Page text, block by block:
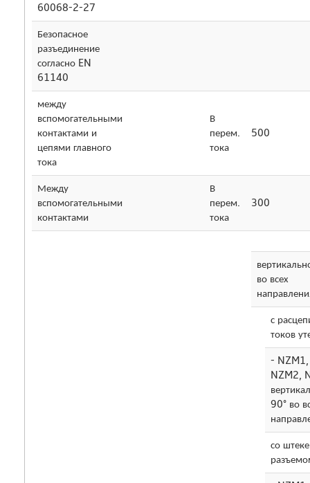
60068-2-27
Безопасное
разъединение
согласно EN
61140
между
вспомогательными
контактами и
цепями главного
тока
В
перем.
тока
500
Между
вспомогательными
контактами
В
перем.
тока
300
во всех
с
токов
-
NZM2,
90° во
со